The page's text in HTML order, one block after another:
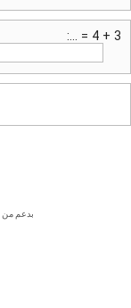
3 + 4 = ...:
بدعم من